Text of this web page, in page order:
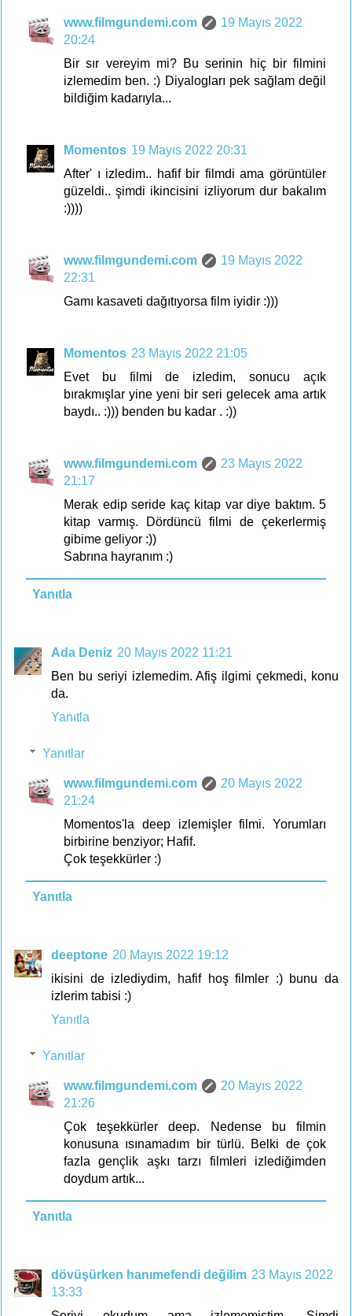
www.filmgundemi.com
19 Mayıs 2022
20:24
Bir sır vereyim mi? Bu serinin hiç bir filmini
izlemedim ben. :) Diyalogları pek sağlam değil
bildiğim kadarıyla...
Momentos 19 Mayıs 2022 20:31
After' ı izledim.. hafif bir filmdi ama görüntüler
güzeldi.. şimdi ikincisini izliyorum dur bakalım
:))))
www.filmgundemi.com
19 Mayıs 2022
22:31
Gamı kasaveti dağıtıyorsa film iyidir :)))
Momentos 23 Mayıs 2022 21:05
Evet bu filmi de izledim, sonucu açık
bırakmışlar yine yeni bir seri gelecek ama artık
baydı.. :))) benden bu kadar . :))
www.filmgundemi.com
23 Mayıs 2022
21:17
Merak edip seride kaç kitap var diye baktım. 5
kitap varmış. Dördüncü filmi de çekerlermiş
gibime geliyor :))
Sabrına hayranım :)
Yanıtla
Ada Deniz 20 Mayıs 2022 11:21
Ben bu seriyi izlemedim. Afiş ilgimi çekmedi, konu
da.
Yanıtla
Yanıtlar
www.filmgundemi.com
20 Mayıs 2022
21:24
Momentos'la deep izlemişler filmi. Yorumları
birbirine benziyor; Hafif.
Çok teşekkürler :)
Yanıtla
deeptone 20 Mayıs 2022 19:12
ikisini de izlediydim, hafif hoş filmler :) bunu da
izlerim tabisi :)
Yanıtla
Yanıtlar
www.filmgundemi.com
20 Mayıs 2022
21:26
Çok teşekkürler deep. Nedense bu filmin
konusuna ısınamadım bir türlü. Belki de çok
fazla gençlik aşkı tarzı filmleri izlediğimden
doydum artık...
Yanıtla
dövüşürken hanımefendi değilim 23 Mayıs 2022
13:33